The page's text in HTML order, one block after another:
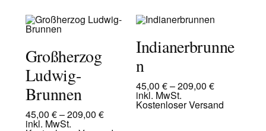
Großherzog
Ludwig-
Brunnen
45,00 €–209,00 €
inkl. MwSt.
Indianerbrunne
n
45,00 €–209,00 €
inkl. MwSt.
Kostenloser Versand